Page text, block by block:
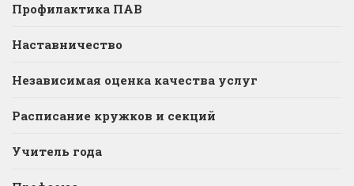
Профилактика ПАВ
Наставничество
Независимая оценка качества услуг
Расписание кружков и секций
Учитель года